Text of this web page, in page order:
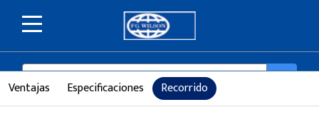
SEARCH
Ventajas Especificaciones Recorrido